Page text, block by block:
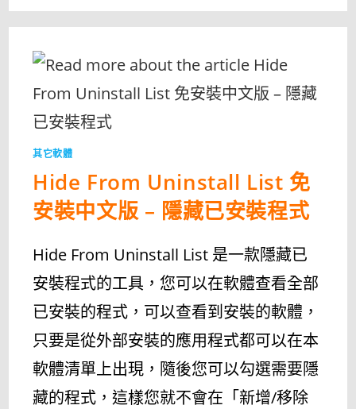
「應
功
能」
的
用
程
HIDE
FROM
LIST
1.1〉
中
其它軟體
Hide From Uninstall List 免
安裝中文版 – 隱藏已安裝程式
Hide From Uninstall List 是一款隱藏已
安裝程式的工具，您可以在軟體查看全部
已安裝的程式，可以查看到安裝的軟體，
只要是從外部安裝的應用程式都可以在本
軟體清單上出現，隨後您可以勾選需要隱
藏的程式，這樣您就不會在「新增/移除